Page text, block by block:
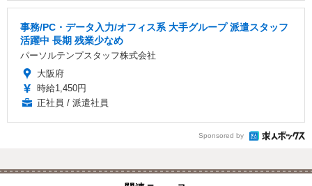
事務/PC・データ入力/オフィス系 大手グループ 派遣スタッフ
活躍中 長期 残業少なめ
パーソルテンプスタッフ株式会社
大阪府
時給1,450円
正社員 / 派遣社員
Sponsored by